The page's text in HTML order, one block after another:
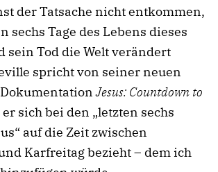
der Tatsache nicht entkommen,
sechs Tage des Lebens dieses
sein Tod die Welt verändert
spricht von seiner neuen
Jesus: Countdown to
sich bei den „letzten sechs
auf die Zeit zwischen
Karfreitag bezieht – dem ich